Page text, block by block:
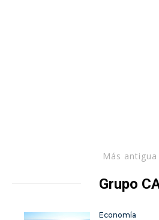
Más antigua
Grupo
Economía